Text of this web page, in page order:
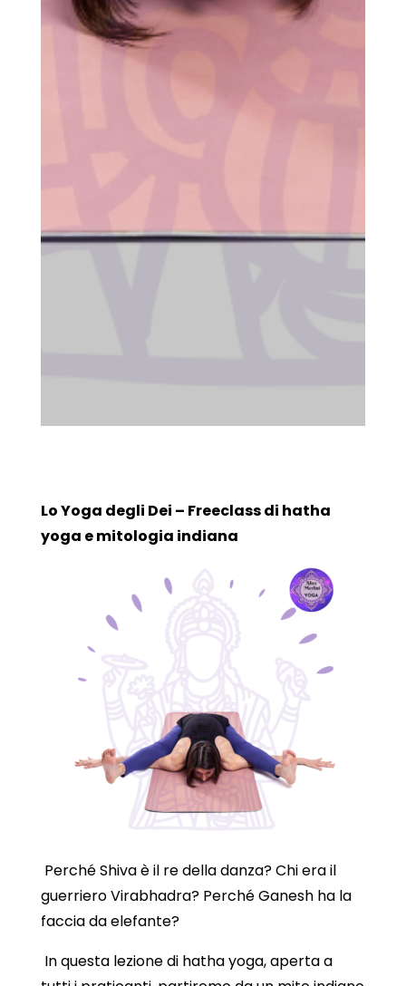
Lo Yoga degli Dei – Freeclass di hatha
yoga e mitologia indiana
Perché Shiva è il re della danza? Chi era il
guerriero Virabhadra? Perché Ganesh ha la
faccia da elefante?
In questa lezione di hatha yoga, aperta a